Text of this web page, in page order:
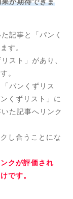
が期待できま
記事と「パンく
す。
スト」があり、
。
パンくずリス
くずリスト」に
た記事へリンク
し合うことにな
クが評価され
です。